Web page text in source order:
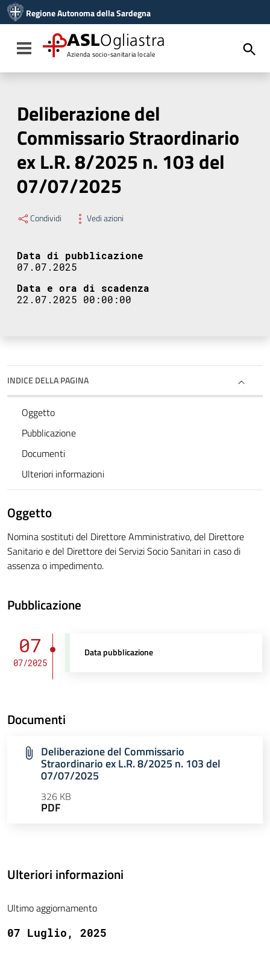
Vai al menu di navigazione
Vai al footer
Regione Autonoma della Sardegna
Toggle navigation
ASLOgliastra
Azienda socio-sanitaria locale
Deliberazione del
Commissario Straordinario
ex L.R. 8/2025 n. 103 del
07/07/2025
Condividi Vedi azioni
Data di pubblicazione
07.07.2025
Data e ora di scadenza
22.07.2025 00:00:00
INDICE DELLA PAGINA
Oggetto
Pubblicazione
Documenti
Ulteriori informazioni
Oggetto
Nomina sostituti del Direttore Amministrativo, del Direttore
Sanitario e del Direttore dei Servizi Socio Sanitari in caso di
assenza o impedimento.
Pubblicazione
07
07/2025
Data pubblicazione
Documenti
Deliberazione del Commissario
Straordinario ex L.R. 8/2025 n. 103 del
07/07/2025
326 KB
PDF
Ulteriori informazioni
Ultimo aggiornamento
07 Luglio, 2025